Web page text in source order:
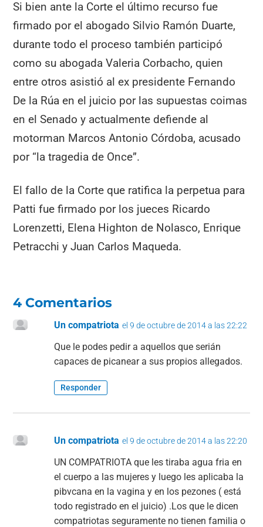
Si bien ante la Corte el último recurso fue
firmado por el abogado Silvio Ramón Duarte,
durante todo el proceso también participó
como su abogada Valeria Corbacho, quien
entre otros asistió al ex presidente Fernando
De la Rúa en el juicio por las supuestas coimas
en el Senado y actualmente defiende al
motorman Marcos Antonio Córdoba, acusado
por “la tragedia de Once”.
El fallo de la Corte que ratifica la perpetua para
Patti fue firmado por los jueces Ricardo
Lorenzetti, Elena Highton de Nolasco, Enrique
Petracchi y Juan Carlos Maqueda.
4 Comentarios
Un compatriota el 9 de octubre de 2014 a las 22:22
Que le podes pedir a aquellos que serián
capaces de picanear a sus propios allegados.
Responder
Un compatriota el 9 de octubre de 2014 a las 22:20
UN COMPATRIOTA que les tiraba agua fria en
el cuerpo a las mujeres y luego les aplicaba la
pibvcana en la vagina y en los pezones ( está
todo registrado en el juicio) .Los que le dicen
compatriotas seguramente no tienen familia o